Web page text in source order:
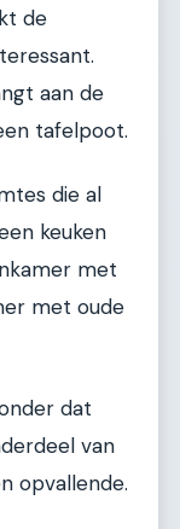
de
aan de
tafelpoot.
die al
keuken
met
met oude
dat
van
opvallende.